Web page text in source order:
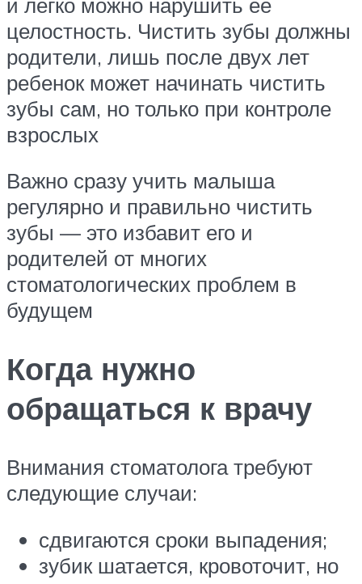
целостность. Чистить зубы должны
родители, лишь после двух лет
ребенок может начинать чистить
зубы сам, но только при контроле
взрослых
Важно сразу учить малыша
регулярно и правильно чистить
зубы — это избавит его и
родителей от многих
стоматологических проблем в
будущем
Когда нужно
обращаться к врачу
Внимания стоматолога требуют
следующие случаи:
сдвигаются сроки выпадения;
зубик шатается, кровоточит, но